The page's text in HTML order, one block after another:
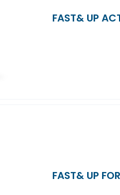
FAST& UP
FAST& UP